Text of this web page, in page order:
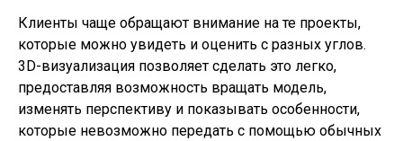
Клиенты чаще обращают внимание на те проекты,
которые можно увидеть и оценить с разных углов.
3D-визуализация позволяет сделать это легко,
предоставляя возможность вращать модель,
изменять перспективу и показывать особенности,
которые невозможно передать с помощью обычных